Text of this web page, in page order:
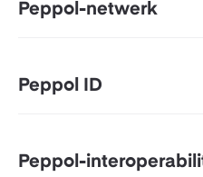
Peppol-netwerk
Peppol ID
Peppol-